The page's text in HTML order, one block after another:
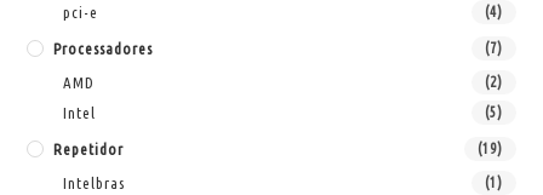
pci-e (4)
Processadores (7)
AMD (2)
Intel (5)
Repetidor (19)
Intelbras (1)